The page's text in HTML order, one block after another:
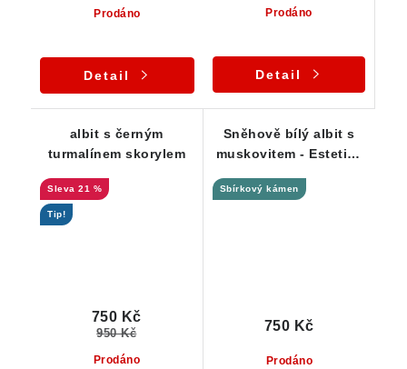
Prodáno
Detail
Prodáno
Detail
albit s černým
turmalínem skorylem
21 %
Tip!
Prodáno
750 Kč
950 Kč
Sněhově bílý albit s
muskovitem - Estetika
sběratele
Sbírkový kámen
Prodáno
750 Kč